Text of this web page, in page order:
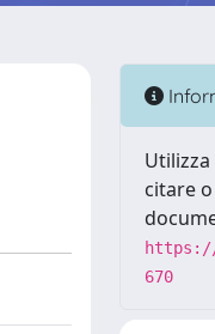
citare
https://
670